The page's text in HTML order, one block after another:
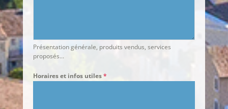
Présentation générale, produits vendus, services
proposés...
Horaires et infos utiles*